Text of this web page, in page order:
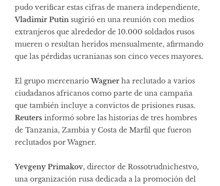
pudo verificar estas cifras de manera independiente,
Vladimir Putin sugirió en una reunión con medios
extranjeros que alrededor de 10.000 soldados rusos
mueren o resultan heridos mensualmente, afirmando
que las pérdidas ucranianas son cinco veces mayores.
El grupo mercenarioWagner ha reclutado a varios
ciudadanos africanos como parte de una campaña
que también incluye a convictos de prisiones rusas.
Reuters informó sobre las historias de tres hombres
de Tanzania, Zambia y Costa de Marfil que fueron
reclutados por Wagner.
Yevgeny Primakov, director de Rossotrudnichestvo,
una organización rusa dedicada a la promoción del